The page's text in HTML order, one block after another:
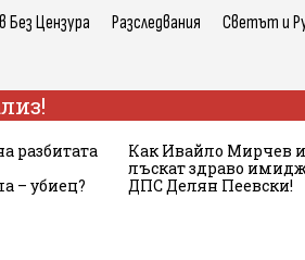
Без Цензура Разследвания Светът и
разбитата
– убиец?
Как Ивайло Мирчев
лъскат здраво
ДПС Делян Пеевски!